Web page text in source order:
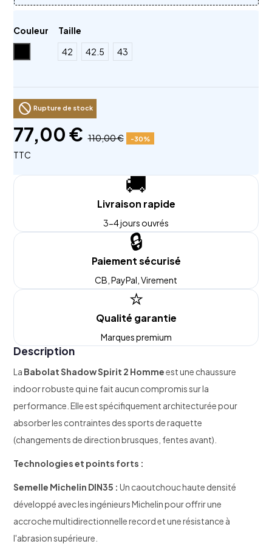
Couleur
Taille
42
42.5 43
block Rupture de stock
77,00 € 110,00 € -30%
TTC
🚚
Livraison rapide
3-4 jours ouvrés
🔒
Paiement sécurisé
CB, PayPal, Virement
⭐
Qualité garantie
Marques premium
Description
La Babolat Shadow Spirit 2 Hommeest une chaussure
indoor robuste qui ne fait aucun compromis sur la
performance. Elle est spécifiquement architecturée pour
absorber les contraintes des sports de raquette
(changements de direction brusques, fentes avant).
Technologies et points forts :
Semelle Michelin DIN35 : Un caoutchouc haute densité
développé avec les ingénieurs Michelin pour offrir une
accroche multidirectionnelle record et une résistance à
l'abrasion supérieure.